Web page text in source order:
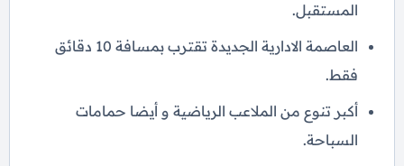
المستقبل.
العاصمة الادارية الجديدة تقترب بمسافة 10 دقائق
فقط.
أكبر تنوع من الملاعب الرياضية و أيضا حمامات
السباحة.